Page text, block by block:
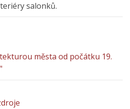
salonků.
města od počátku 19.